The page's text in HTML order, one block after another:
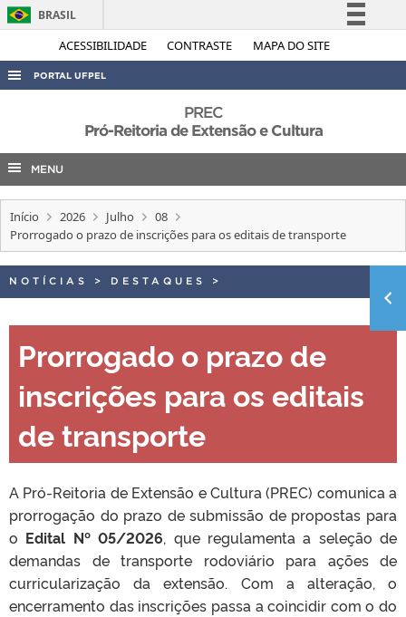
ACESSIBILIDADE CONTRASTE MAPA DO SITE
BRASIL
Simplifique!
Acesso à informação
Legislação
PORTAL UFPEL
AUDITORIA
COBALTO
CONCURSOS
EDITAIS
TELEFONES
PREC
Pró-Reitoria de Extensão e Cultura
MENU
Início 2026 Julho
08
Prorrogado o prazo de inscrições para os editais de transporte
NOTÍCIAS > DESTAQUES >
Prorrogado o prazo de
inscrições para os editais
de transporte
A Pró-Reitoria de Extensão e Cultura (PREC) comunica a
prorrogação do prazo de submissão de propostas para
o Edital Nº 05/2026, que regulamenta a seleção de
demandas de transporte rodoviário para ações de
curricularização da extensão. Com a alteração, o
encerramento das inscrições passa a coincidir com o do